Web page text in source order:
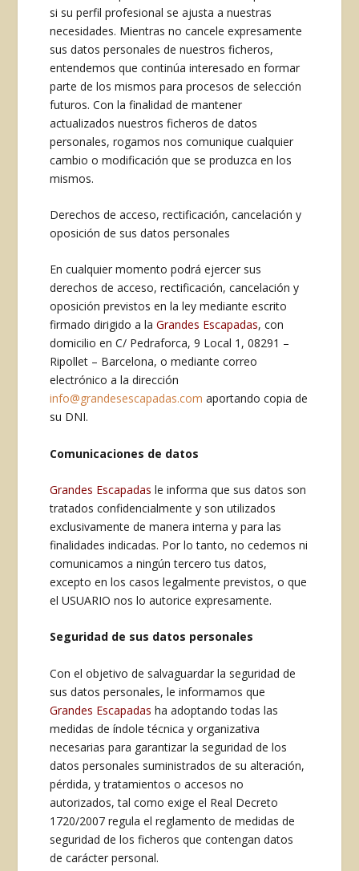
si su perfil profesional se ajusta a nuestras
necesidades. Mientras no cancele expresamente
sus datos personales de nuestros ficheros,
entendemos que continúa interesado en formar
parte de los mismos para procesos de selección
futuros. Con la finalidad de mantener
actualizados nuestros ficheros de datos
personales, rogamos nos comunique cualquier
cambio o modificación que se produzca en los
mismos.
Derechos de acceso, rectificación, cancelación y
oposición de sus datos personales
En cualquier momento podrá ejercer sus
derechos de acceso, rectificación, cancelación y
oposición previstos en la ley mediante escrito
firmado dirigido a laGrandes Escapadas, con
domicilio en C/ Pedraforca, 9 Local 1, 08291 –
Ripollet – Barcelona, o mediante correo
electrónico a la dirección
info@grandesescapadas.com aportando copia de
su DNI.
Comunicaciones de datos
Grandes Escapadas le informa que sus datos son
tratados confidencialmente y son utilizados
exclusivamente de manera interna y para las
finalidades indicadas. Por lo tanto, no cedemos ni
comunicamos a ningún tercero tus datos,
excepto en los casos legalmente previstos, o que
el USUARIO nos lo autorice expresamente.
Seguridad de sus datos personales
Con el objetivo de salvaguardar la seguridad de
sus datos personales, le informamos que
Grandes Escapadas ha adoptando todas las
medidas de índole técnica y organizativa
necesarias para garantizar la seguridad de los
datos personales suministrados de su alteración,
pérdida, y tratamientos o accesos no
autorizados, tal como exige el Real Decreto
1720/2007 regula el reglamento de medidas de
seguridad de los ficheros que contengan datos
de carácter personal.